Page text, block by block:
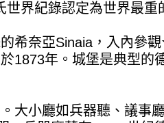
世界紀錄認定為世界最重
希奈亞Sinaia，入內參
1873年。城堡是典型的
大小廳如兵器聽、議事